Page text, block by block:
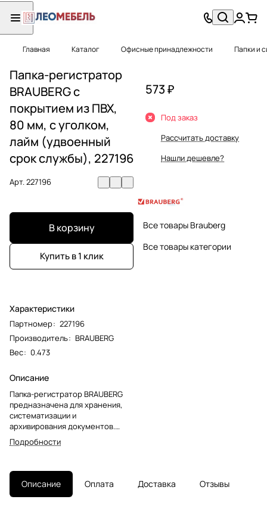
Главная Каталог Офисные принадлежности Папки и
Папка-регистратор
BRAUBERG с
покрытием из ПВХ,
80 мм, с уголком,
лайм (удвоенный
срок службы), 227196
Арт.227196
В корзину
Купить в 1 клик
Характеристики
Партномер: 227196
Производитель: BRAUBERG
Вес: 0.473
Описание
Папка-регистратор BRAUBERG
предназначена для хранения,
систематизации и
архивирования документов.
Такие папки используются в
работе офисными сотрудниками
направлений и
должностей.Папка формата А4 с
вертикальной ориентацией
Подробности
573 ₽
Под заказ
Рассчитать доставку
Нашли дешевле?
Все товары Brauberg
Все товары категории
Описание Оплата Доставка Отзывы